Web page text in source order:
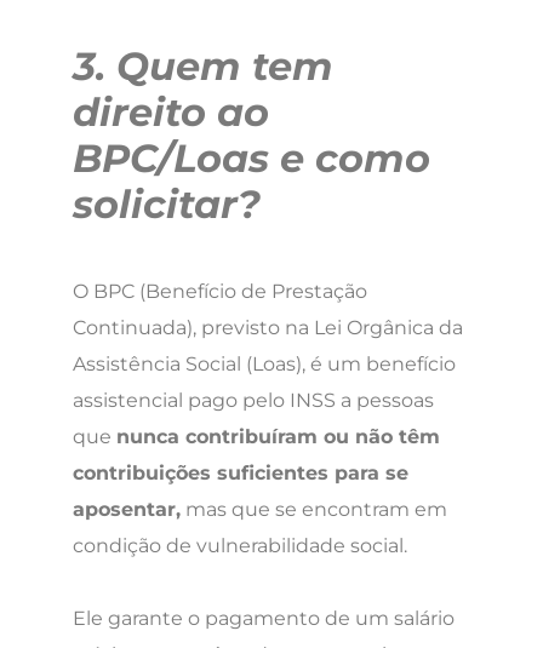
3. Quem tem
direito ao
BPC/Loas e como
solicitar?
O BPC (Benefício de Prestação
Continuada), previsto na Lei Orgânica da
Assistência Social (Loas), é um benefício
assistencial pago pelo INSS a pessoas
que nunca contribuíram ou não têm
contribuições suficientes para se
aposentar, mas que se encontram em
condição de vulnerabilidade social.
Ele garante o pagamento de um salário